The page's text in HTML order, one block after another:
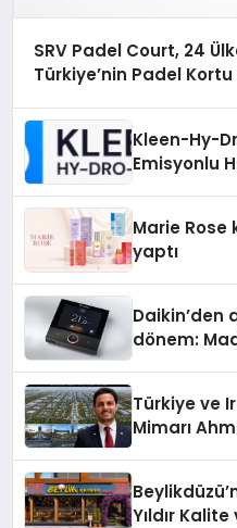
SRV Padel Court, 24
Türkiye’nin Padel
Kleen-Hy-
Emisyonlu
Marie
yaptı
Daikin’den
dönem:
Türkiye ve
Mimarı
Hayata
Yıldır